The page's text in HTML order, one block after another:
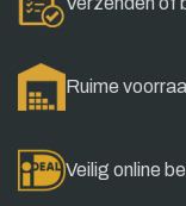
Ruime
Veilig online